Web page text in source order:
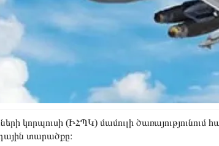
կորպուսի (ԻՀՊԿ) մամուլի ծառայությունում
տարածքը։